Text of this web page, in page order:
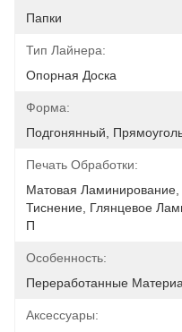
Папки
Тип Лайнера:
Опорная Доска
Форма:
Подгонянный,
Печать Обработки:
Матовая Ламинирование,
Тиснение, Глянцевое
П
Особенность:
Переработанные
Аксессуары: